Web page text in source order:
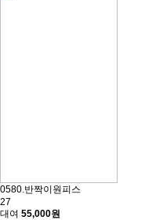
0580.반짝이원피스
27
대여 55,000원